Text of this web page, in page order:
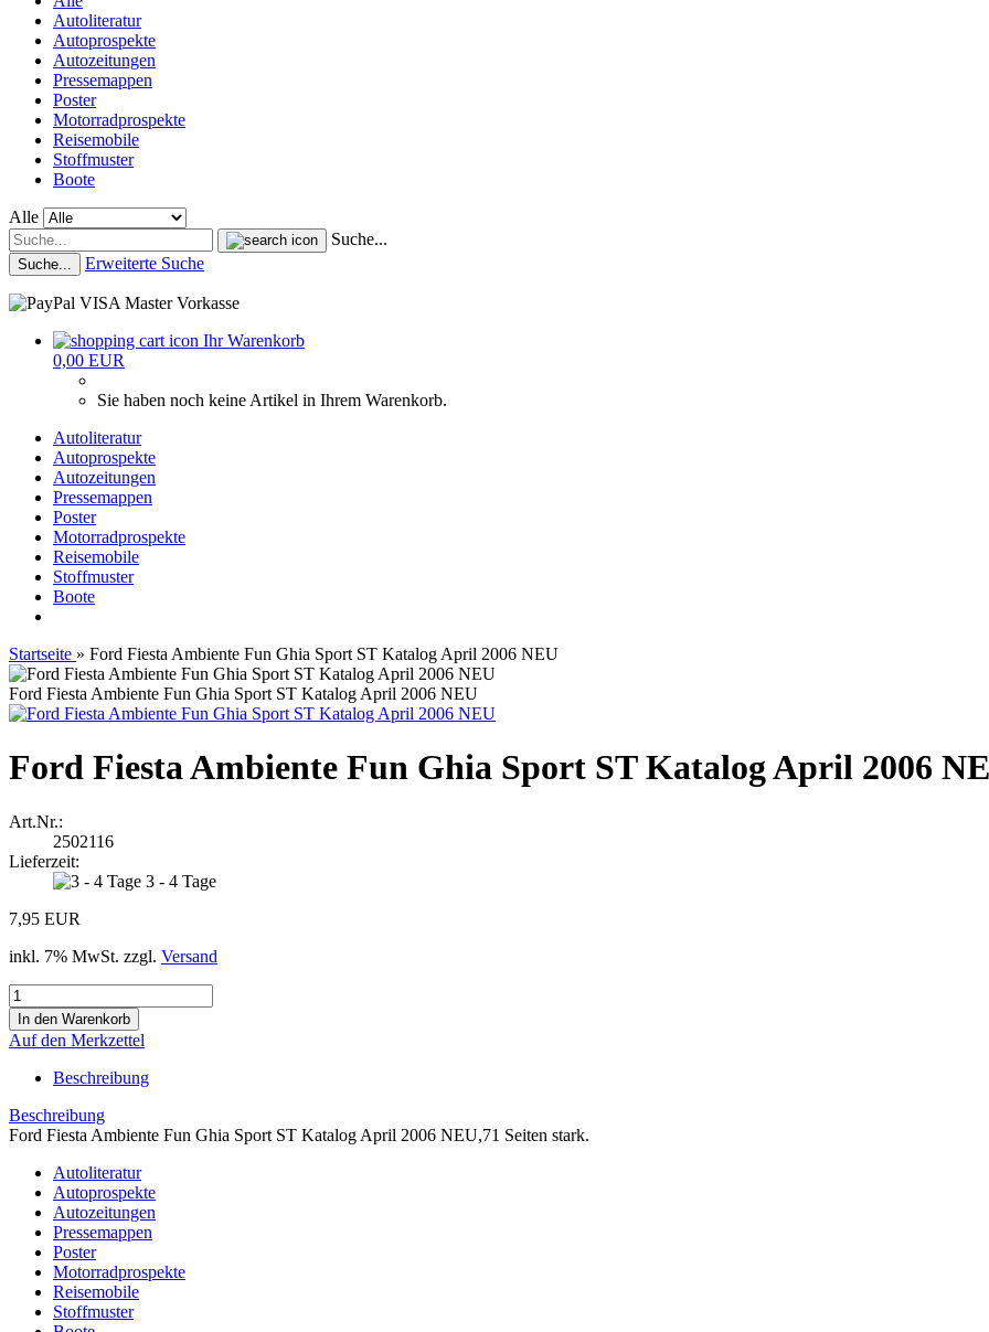
Autoliteratur
Autoprospekte
Autozeitungen
Pressemappen
Poster
Motorradprospekte
Reisemobile
Stoffmuster
Boote
Alle
Suche...
Suche... Erweiterte Suche
Ihr Warenkorb
0,00 EUR
Sie haben noch keine Artikel in Ihrem Warenkorb.
Autoliteratur
Autoprospekte
Autozeitungen
Pressemappen
Poster
Motorradprospekte
Reisemobile
Stoffmuster
Boote
Startseite » Ford Fiesta Ambiente Fun Ghia Sport ST Katalog April 2006 NEU
Ford Fiesta Ambiente Fun Ghia Sport ST Katalog April 2006 NEU
Ford Fiesta Ambiente Fun Ghia Sport ST Katalog April 2006
Art.Nr.:
2502116
Lieferzeit:
3 - 4 Tage
7,95 EUR
inkl. 7% MwSt. zzgl. Versand
Auf den Merkzettel
Beschreibung
Beschreibung
Ford Fiesta Ambiente Fun Ghia Sport ST Katalog April 2006 NEU,71 Seiten stark.
Autoliteratur
Autoprospekte
Autozeitungen
Pressemappen
Poster
Motorradprospekte
Reisemobile
Stoffmuster